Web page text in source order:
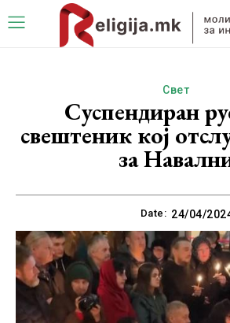
Свет
Суспендиран
свештеник кој
за
Date: 24/04/